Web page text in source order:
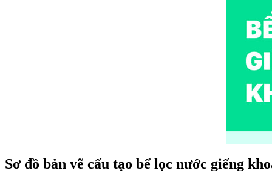
Sơ đồ bản vẽ cấu tạo bể lọc nước giếng